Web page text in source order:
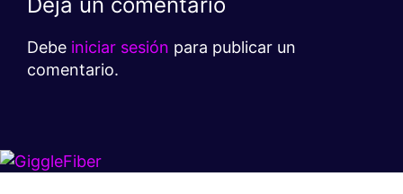
Debe iniciar sesión para publicar un
comentario.